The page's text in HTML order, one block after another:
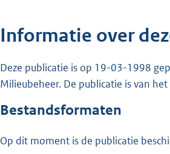
Informatie over
Deze publicatie is op 19-03-1998
Milieubeheer. De publicatie is van
Bestandsformaten
Op dit moment is de publicatie